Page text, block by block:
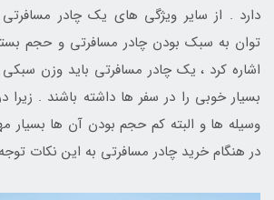
دارد . از سایر ویژگی های یک چادر
توان به سبک بودن چادر مسافرتی و حجم
اشاره کرد ، یک چادر مسافرتی باید وزن سبکی
بسیار خوبی را در سفر ها داشته باشند .
وسیله ها و البته کم حجم بودن آن ها
در هنگام خرید چادر مسافرتی به این نکات